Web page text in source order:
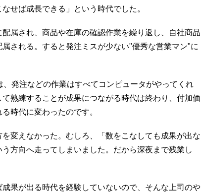
せば成長できる」という時代でした。
属され、商品や在庫の確認作業を繰り返し、自社商品
される。すると発注ミスが少ない"優秀な営業マン"に
発注などの作業はすべてコンピュータがやってくれ
熟練することが成果につながる時代は終わり、付加価
時代に変わったのです。
変えなかった。むしろ、「数をこなしても成果が出な
方向へ走ってしまいました。だから深夜まで残業し
果が出る時代を経験していないので、そんな上司のや